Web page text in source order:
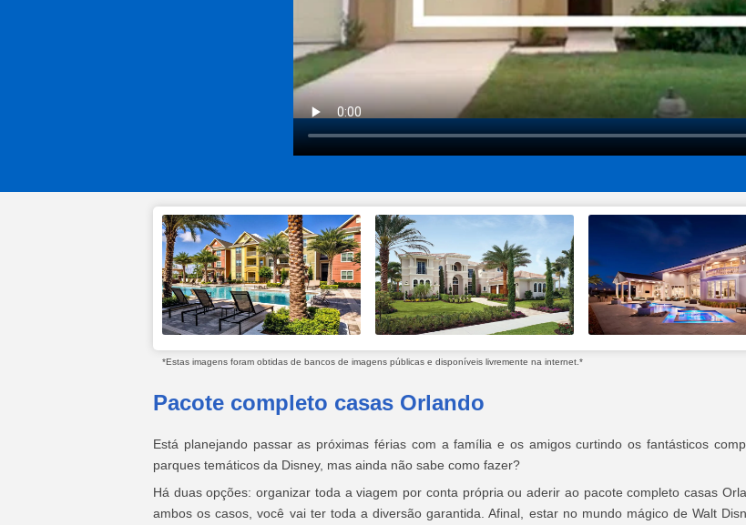
*Estas imagens foram obtidas de bancos de imagens públicas e disponíveis livremente na internet.*
Pacote completo casas Orlando
Está planejando passar as próximas férias com a família e os amigos curtindo os fantásticos
parques temáticos da Disney, mas ainda não sabe como fazer?
Há duas opções: organizar toda a viagem por conta própria ou aderir ao pacote completo casas
ambos os casos, você vai ter toda a diversão garantida. Afinal, estar no mundo mágico de Walt